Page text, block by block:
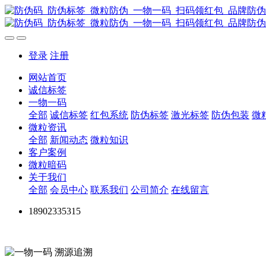
登录 注册
网站首页
诚信标签
一物一码
全部 诚信标签 红包系统 防伪标签 激光标签 防伪包装 微
微粒资讯
全部 新闻动态 微粒知识
客户案例
微粒暗码
关于我们
全部 会员中心 联系我们 公司简介 在线留言
18902335315